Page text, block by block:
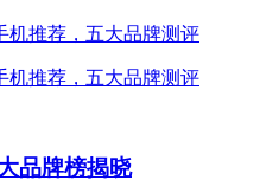
品牌榜揭晓